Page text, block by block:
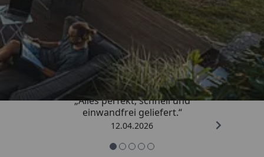
Trusted Shops
5,00/ 5
„Alles perfekt, schnell und
einwandfrei geliefert.“
12.04.2026